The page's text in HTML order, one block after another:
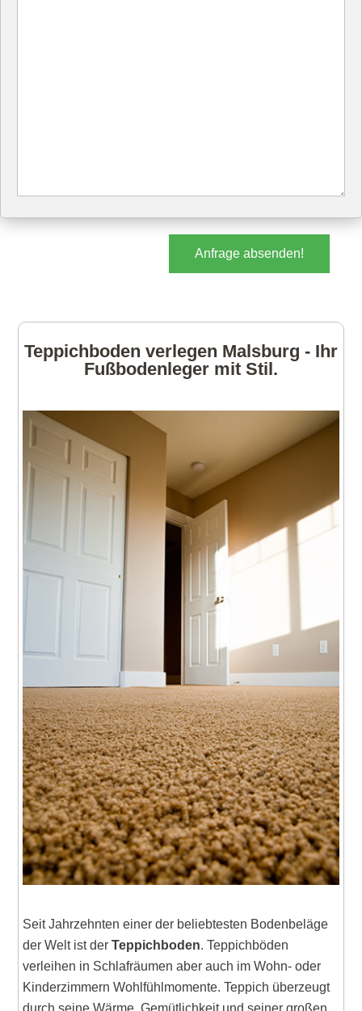
Anfrage absenden!
Teppichboden verlegen Malsburg - Ihr
Fußbodenleger mit Stil.
Seit Jahrzehnten einer der beliebtesten Bodenbeläge
der Welt ist derTeppichboden. Teppichböden
verleihen in Schlafräumen aber auch im Wohn- oder
Kinderzimmern Wohlfühlmomente. Teppich überzeugt
durch seine Wärme, Gemütlichkeit und seiner großen